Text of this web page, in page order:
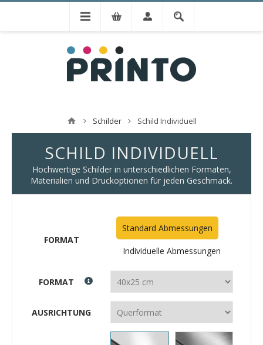
Schilder Schild Individuell
SCHILD INDIVIDUELL
Hochwertige Schilder in unterschiedlichen Formaten,
Materialien und Druckoptionen für jeden Geschmack.
FORMAT
Standard Abmessungen
Individuelle Abmessungen
FORMAT
AUSRICHTUNG